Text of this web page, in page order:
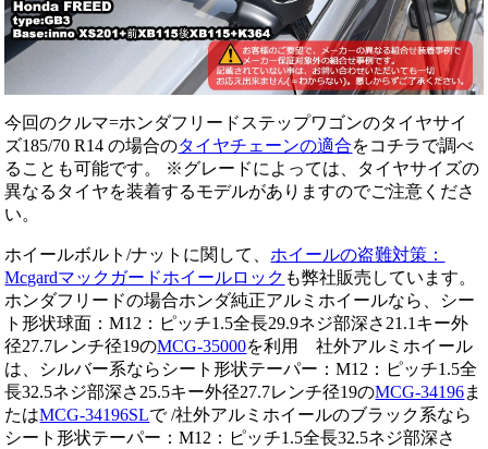
今回のクルマ=ホンダフリードステップワゴンのタイヤサイ
ズ185/70 R14 の場合のタイヤチェーンの適合をコチラで調べ
ることも可能です。 ※グレードによっては、タイヤサイズの
異なるタイヤを装着するモデルがありますのでご注意くださ
い。
ホイールボルト/ナットに関して、 ホイールの盗難対策：
Mcgardマックガードホイールロック も弊社販売しています。
ホンダフリードの場合ホンダ純正アルミホイールなら、シー
ト形状球面：M12：ピッチ1.5全長29.9ネジ部深さ21.1キー外
径27.7レンチ径19のMCG-35000を利用 社外アルミホイール
は、シルバー系ならシート形状テーパー：M12：ピッチ1.5全
長32.5ネジ部深さ25.5キー外径27.7レンチ径19のMCG-34196ま
たはMCG-34196SLで /社外アルミホイールのブラック系なら
シート形状テーパー：M12：ピッチ1.5全長32.5ネジ部深さ